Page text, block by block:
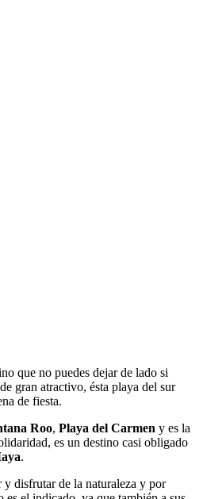
que no puedes dejar de lado si
gran atractivo, ésta playa del sur
de fiesta.
Roo, Playa del Carmen y es la
es un destino casi obligado
.
y disfrutar de la naturaleza y por